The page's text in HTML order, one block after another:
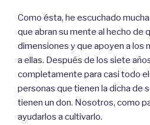
Como ésta, he escuchado
que abran su mente al hecho de
dimensiones y que apoyen a los
a ellas. Después de los siete
completamente para casi todo
personas que tienen la dicha de
tienen un don. Nosotros, como
ayudarlos a cultivarlo.